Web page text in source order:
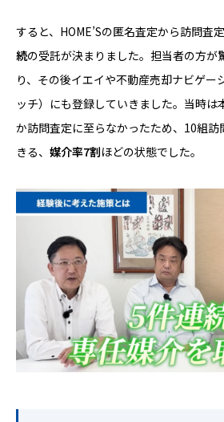
すると、HOME’Sの匿名査定から訪問査
続の受託が決まりました。担当者の方が
り、その後イエイや不動産売却ナビゲー
ッチ）にも登録していきました。当時は
か訪問査定に至らなかったため、10組
きる、 媒介率7割ほどの状態でした。